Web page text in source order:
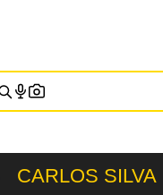
CARLOS SILVA